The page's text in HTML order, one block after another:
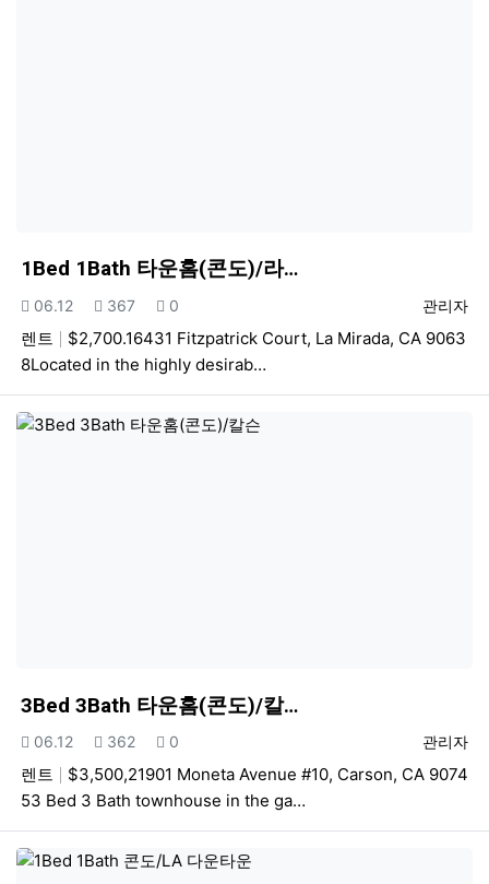
1Bed 1Bath 타운홈(콘도)/라…
등록자
관리자
등록일
06.12 조회
367 추천
0
렌트
$2,700.16431 Fitzpatrick Court, La Mirada, CA 9063
8Located in the highly desirab…
3Bed 3Bath 타운홈(콘도)/칼…
등록자
관리자
등록일
06.12 조회
362 추천
0
렌트
$3,500,21901 Moneta Avenue #10, Carson, CA 9074
53 Bed 3 Bath townhouse in the ga…